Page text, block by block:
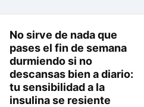
No sirve de nada que
pases el fin de semana
durmiendo si no
descansas bien a diario:
tu sensibilidad a la
insulina se resiente